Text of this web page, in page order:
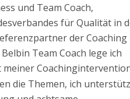
und Team Coach,
für Qualität in
der Coaching
Team Coach lege ich
die Themen, ich